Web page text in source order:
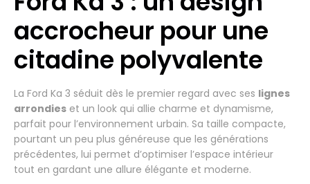
accrocheur pour une
citadine polyvalente
La Ford Ka 3 séduit dès le premier regard avec ses lignes
arrondies et un look qui allie charme et dynamisme,
parfait pour l’environnement urbain. Sa taille compacte,
pourtant un peu plus généreuse que les générations
précédentes, lui permet d’optimiser l’espace intérieur
tout en gardant une allure élégante et moderne.